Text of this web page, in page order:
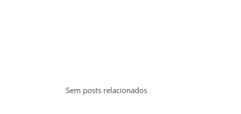
Sem posts relacionados